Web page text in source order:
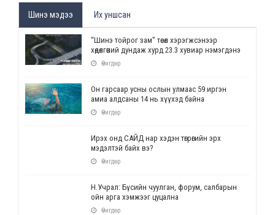
Шинэ мэдээ Их уншсан
“Шинэ тойрог зам” төсөл хэрэгжсэнээр
хөдөлгөөний дундаж хурд 23.3 хувиар нэмэгдэнэ
Өчигдөр
Он гарсаар усны ослын улмаас 59 иргэн
амиа алдсаны 14 нь хүүхэд байна
Өчигдөр
Ирэх онд САЙД нар хэдэн төгрөгийн эрх
мэдэлтэй байх вэ?
Өчигдөр
Н.Учрал: Бүсийн чуулган, форум, салбарын
ойн арга хэмжээг цуцална
Өчигдөр